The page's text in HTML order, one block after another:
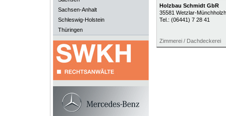
Sachsen-Anhalt
Schleswig-Holstein
Thüringen
Holzbau Schmidt GbR
35581 Wetzlar-
Tel.: (06441) 7 28 41
Zimmerei / Dachdeckerei